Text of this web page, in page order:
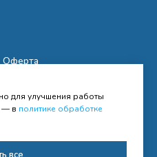
Оферта
конфиденциальности
Согласие на получение
для улучшения работы
— в политике обработке